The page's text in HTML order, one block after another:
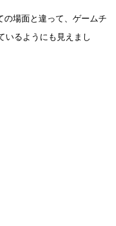
の場面と違って、ゲームチ
いるようにも見えまし